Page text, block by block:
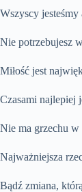
Wszyscy
Nie potrzebujesz
Miłość jest
Czasami najlepiej
Nie ma grzechu w
Najważniejsza
Bądź zmiana,